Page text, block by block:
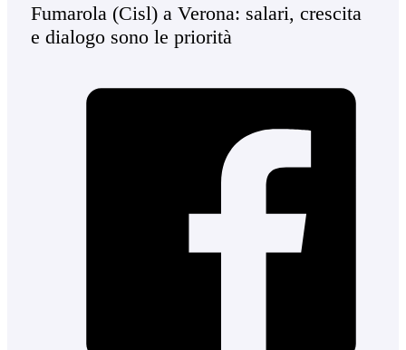
Fumarola (Cisl) a Verona: salari, crescita
e dialogo sono le priorità